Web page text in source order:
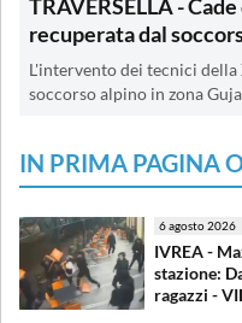
TRAVERSELLA -
recuperata dal
L'intervento dei tecnici della
soccorso alpino in zona
IN PRIMA PAGINA
6 agosto 2026
IVREA -
stazione:
ragazzi -